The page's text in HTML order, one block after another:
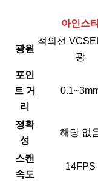
아인스
광원
적외선
광
포인
트 거
리
정확
성
해당 없
스캔
속도
14FPS